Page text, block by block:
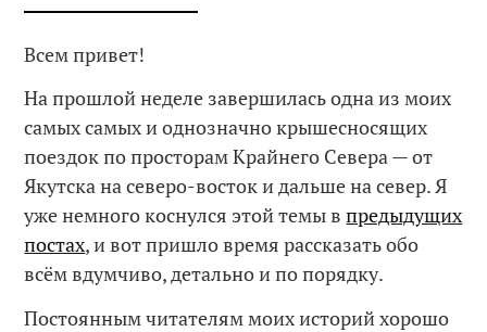
Всем привет!
На прошлой неделе завершилась одна из моих
самых самых и однозначно крышесносящих
поездок по просторам Крайнего Севера — от
Якутска на северо-восток и дальше на север. Я
уже немного коснулся этой темы впредыдущих
постах, и вот пришло время рассказать обо
всём вдумчиво, детально и по порядку.
Постоянным читателям моих историй хорошо